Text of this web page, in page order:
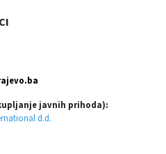
javnih prihoda):
d.d.